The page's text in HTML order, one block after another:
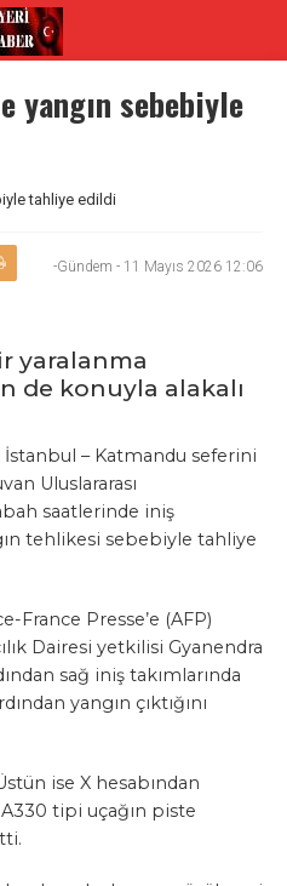
yangın sebebiyle
tahliye edildi
-Gündem - 11 Mayıs 2026 12:06
yaralanma
de konuyla alakalı
İstanbul – Katmandu seferini
Uluslararası
saatlerinde iniş
tehlikesi sebebiyle tahliye
France Presse’e (AFP)
Dairesi yetkilisi Gyanendra
sağ iniş takımlarında
yangın çıktığını
ise X hesabından
A330 tipi uçağın piste